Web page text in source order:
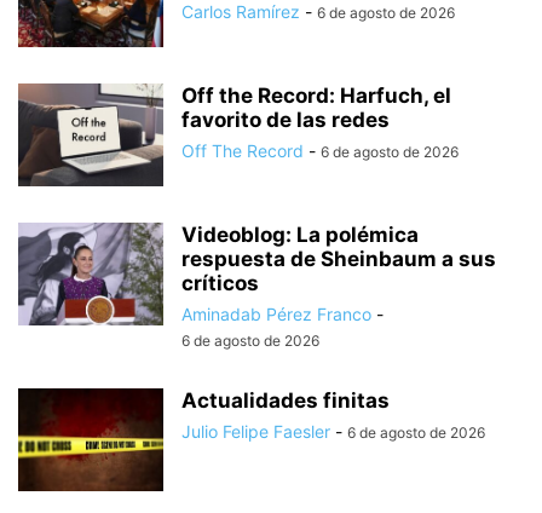
Carlos Ramírez - 6 de agosto de 2026
Off the Record: Harfuch, el
favorito de las redes
Off The Record - 6 de agosto de 2026
Videoblog: La polémica
respuesta de Sheinbaum a sus
críticos
Aminadab Pérez Franco -
6 de agosto de 2026
Actualidades finitas
Julio Felipe Faesler - 6 de agosto de 2026